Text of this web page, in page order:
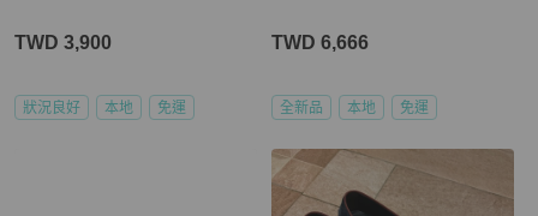
TWD 3,900
狀況良好 本地 免運
TWD 6,666
全新品 本地 免運